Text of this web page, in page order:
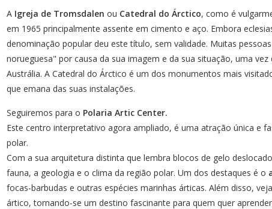
A Igreja de Tromsdalen ou Catedral do Árctico, como é
em 1965 principalmente assente em cimento e aço. Embora
denominação popular deu este título, sem validade. Muitas
norueguesa" por causa da sua imagem e da sua situação, uma vez
Austrália. A Catedral do Árctico é um dos monumentos mais
que emana das suas instalações.
Seguiremos para o Polaria Artic Center.
Este centro interpretativo agora ampliado, é uma atração única e
polar.
Com a sua arquitetura distinta que lembra blocos de gelo
fauna, a geologia e o clima da região polar. Um dos destaques é o
focas-barbudas e outras espécies marinhas árticas. Além disso,
ártico, tornando-se um destino fascinante para quem quer